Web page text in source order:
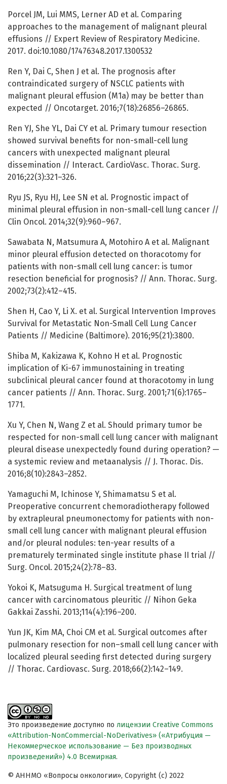
Porcel JM, Lui MMS, Lerner AD et al. Comparing
approaches to the management of malignant pleural
effusions // Expert Review of Respiratory Medicine.
2017. doi:10.1080/17476348.2017.1300532
Ren Y, Dai C, Shen J et al. The prognosis after
contraindicated surgery of NSCLC patients with
malignant pleural effusion (M1a) may be better than
expected // Oncotarget. 2016;7(18):26856–26865.
Ren YJ, She YL, Dai CY et al. Primary tumour resection
showed survival benefits for non-small-cell lung
cancers with unexpected malignant pleural
dissemination // Interact. CardioVasc. Thorac. Surg.
2016;22(3):321–326.
Ryu JS, Ryu HJ, Lee SN et al. Prognostic impact of
minimal pleural effusion in non-small-cell lung cancer //
Clin Oncol. 2014;32(9):960–967.
Sawabata N, Matsumura A, Motohiro A et al. Malignant
minor pleural effusion detected on thoracotomy for
patients with non-small cell lung cancer: is tumor
resection beneficial for prognosis? // Ann. Thorac. Surg.
2002;73(2):412–415.
Shen H, Cao Y, Li X. et al. Surgical Intervention Improves
Survival for Metastatic Non-Small Cell Lung Cancer
Patients // Medicine (Baltimore). 2016;95(21):3800.
Shiba M, Kakizawa K, Kohno H et al. Prognostic
implication of Ki-67 immunostaining in treating
subclinical pleural cancer found at thoracotomy in lung
cancer patients // Ann. Thorac. Surg. 2001;71(6):1765–
1771.
Xu Y, Chen N, Wang Z et al. Should primary tumor be
respected for non-small cell lung cancer with malignant
pleural disease unexpectedly found during operation? —
a systemic review and metaanalysis // J. Thorac. Dis.
2016;8(10):2843–2852.
Yamaguchi M, Ichinose Y, Shimamatsu S et al.
Preoperative concurrent chemoradiotherapy followed
by extrapleural pneumonectomy for patients with non-
small cell lung cancer with malignant pleural effusion
and/or pleural nodules: ten-year results of a
prematurely terminated single institute phase II trial //
Surg. Oncol. 2015;24(2):78–83.
Yokoi K, Matsuguma H. Surgical treatment of lung
cancer with carcinomatous pleuritic // Nihon Geka
Gakkai Zasshi. 2013;114(4):196–200.
Yun JK, Kim MA, Choi CM et al. Surgical outcomes after
pulmonary resection for non–small cell lung cancer with
localized pleural seeding first detected during surgery
// Thorac. Cardiovasc. Surg. 2018;66(2):142–149.
Это произведение доступно по лицензии Creative Commons
«Attribution-NonCommercial-NoDerivatives» («Атрибуция —
Некоммерческое использование — Без производных
произведений») 4.0 Всемирная.
© АННМО «Вопросы онкологии», Copyright (c) 2022